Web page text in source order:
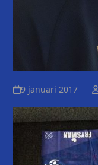
9 januari 2017